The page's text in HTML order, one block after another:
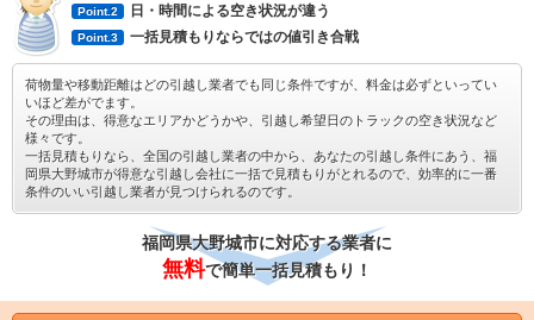
Point.2 日・時間による空き状況が違う
Point.3 一括見積もりならではの値引き合戦
荷物量や移動距離はどの引越し業者でも同じ条件ですが、料金は必ずといってい
いほど差がでます。
その理由は、得意なエリアかどうかや、引越し希望日のトラックの空き状況など
様々です。
一括見積もりなら、全国の引越し業者の中から、あなたの引越し条件にあう、福
岡県大野城市が得意な引越し会社に一括で見積もりがとれるので、効率的に一番
条件のいい引越し業者が見つけられるのです。
福岡県大野城市に対応する業者に
無料で簡単一括見積もり！